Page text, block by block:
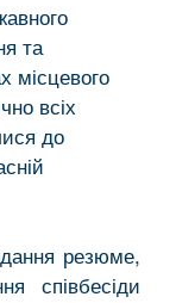
та
місцевого
всіх
до
резюме,
співбесіди